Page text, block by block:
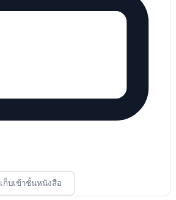
เก็บเข้าชั้นหนังสือ